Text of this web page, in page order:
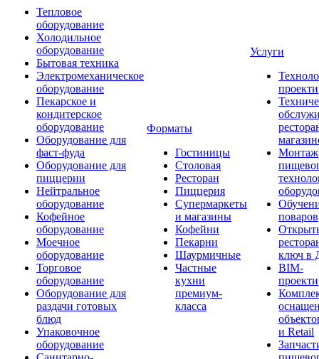
Тепловое
оборудование
Холодильное
оборудование
Бытовая техника
Электромеханическое
оборудование
Пекарское и
кондитерское
оборудование
Оборудование для
фаст-фуда
Оборудование для
пиццерии
Нейтральное
оборудование
Кофейное
оборудование
Моечное
оборудование
Торговое
оборудование
Оборудование для
раздачи готовых
блюд
Упаковочное
оборудование
Форматы
Гостиницы
Столовая
Ресторан
Пиццерия
Супермаркеты
и магазины
Кофейни
Пекарни
Шаурмичные
Частные
кухни
премиум-
класса
Услуги
Монтаж
поваров
ключ в
BIM-
и Retail